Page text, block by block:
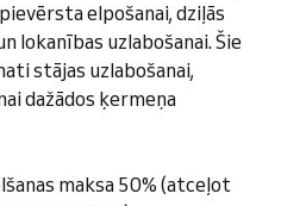
elpošanai, dziļās
lokanības uzlabošanai. Šie
stājas uzlabošanai,
dažādos ķermeņa
maksa 50% (atceļot